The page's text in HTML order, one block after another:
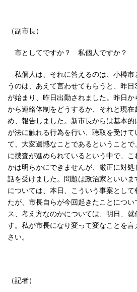
（副市長）
市としてですか？ 私個人ですか？
私個人は、それに答えるのは、小樽
うのは、あえて言わせてもらうと、昨
が始まり、昨日出勤されました。昨日
から連絡体制をどうするか、それと現
め、報告しました。新市長からは基本
が法に触れる行為を行い、聴取を受け
て、大変遺憾なことであるということ
に捜査が進められているという中で、
かは明らかにできませんが、厳正に対
話を受けました。問題は政治家といい
については、本日、こういう事案とし
たが、市長自らが今回起きたことにつ
ス、考え方なのかについては、明日、
す。私が市長になり変って変なことを
さい。
（記者）